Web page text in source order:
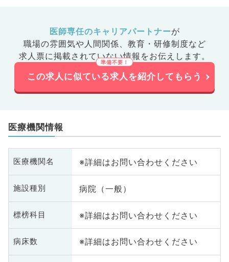
医師専任のキャリアパートナーが
職場の雰囲気や人間関係、 教育・研修制度など
求人票に掲載されていない情報をお伝えします。
この求人に似ている求人を紹介してもらう
医療機関情報
医療機関名 ※詳細はお問い合わせください
施設種別 病院（一般）
標榜科目 ※詳細はお問い合わせください
病床数 ※詳細はお問い合わせください